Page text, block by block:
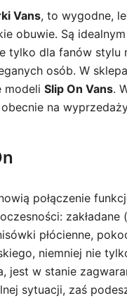
Vans, to wygodne,
obuwie. Są idealnym
tylko dla fanów stylu
osób. W
modeli Slip On Vans.
na
połączenie
zakładane
płócienne,
niemniej nie
jest w stanie
sytuacji, zaś